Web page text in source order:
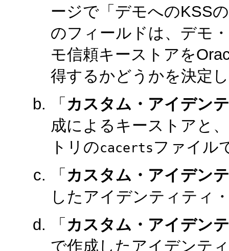
ージで「デモへのKSS
のフィールドは、デモ
モ信頼キーストアを
得するかどうかを決定
「 カスタム・アイデン
成によるキーストアと、
トリのcacertsファイル
「 カスタム・アイデン
したアイデンティティ
「 カスタム・アイデン
で作成したアイデンテ